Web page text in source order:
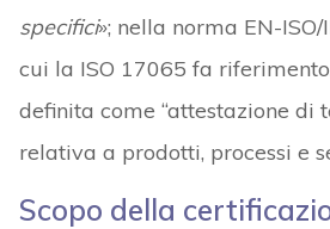
specifici»; nella norma EN-
cui la ISO 17065 fa
definita come “attestazione di
relativa a prodotti, processi e
Scopo della